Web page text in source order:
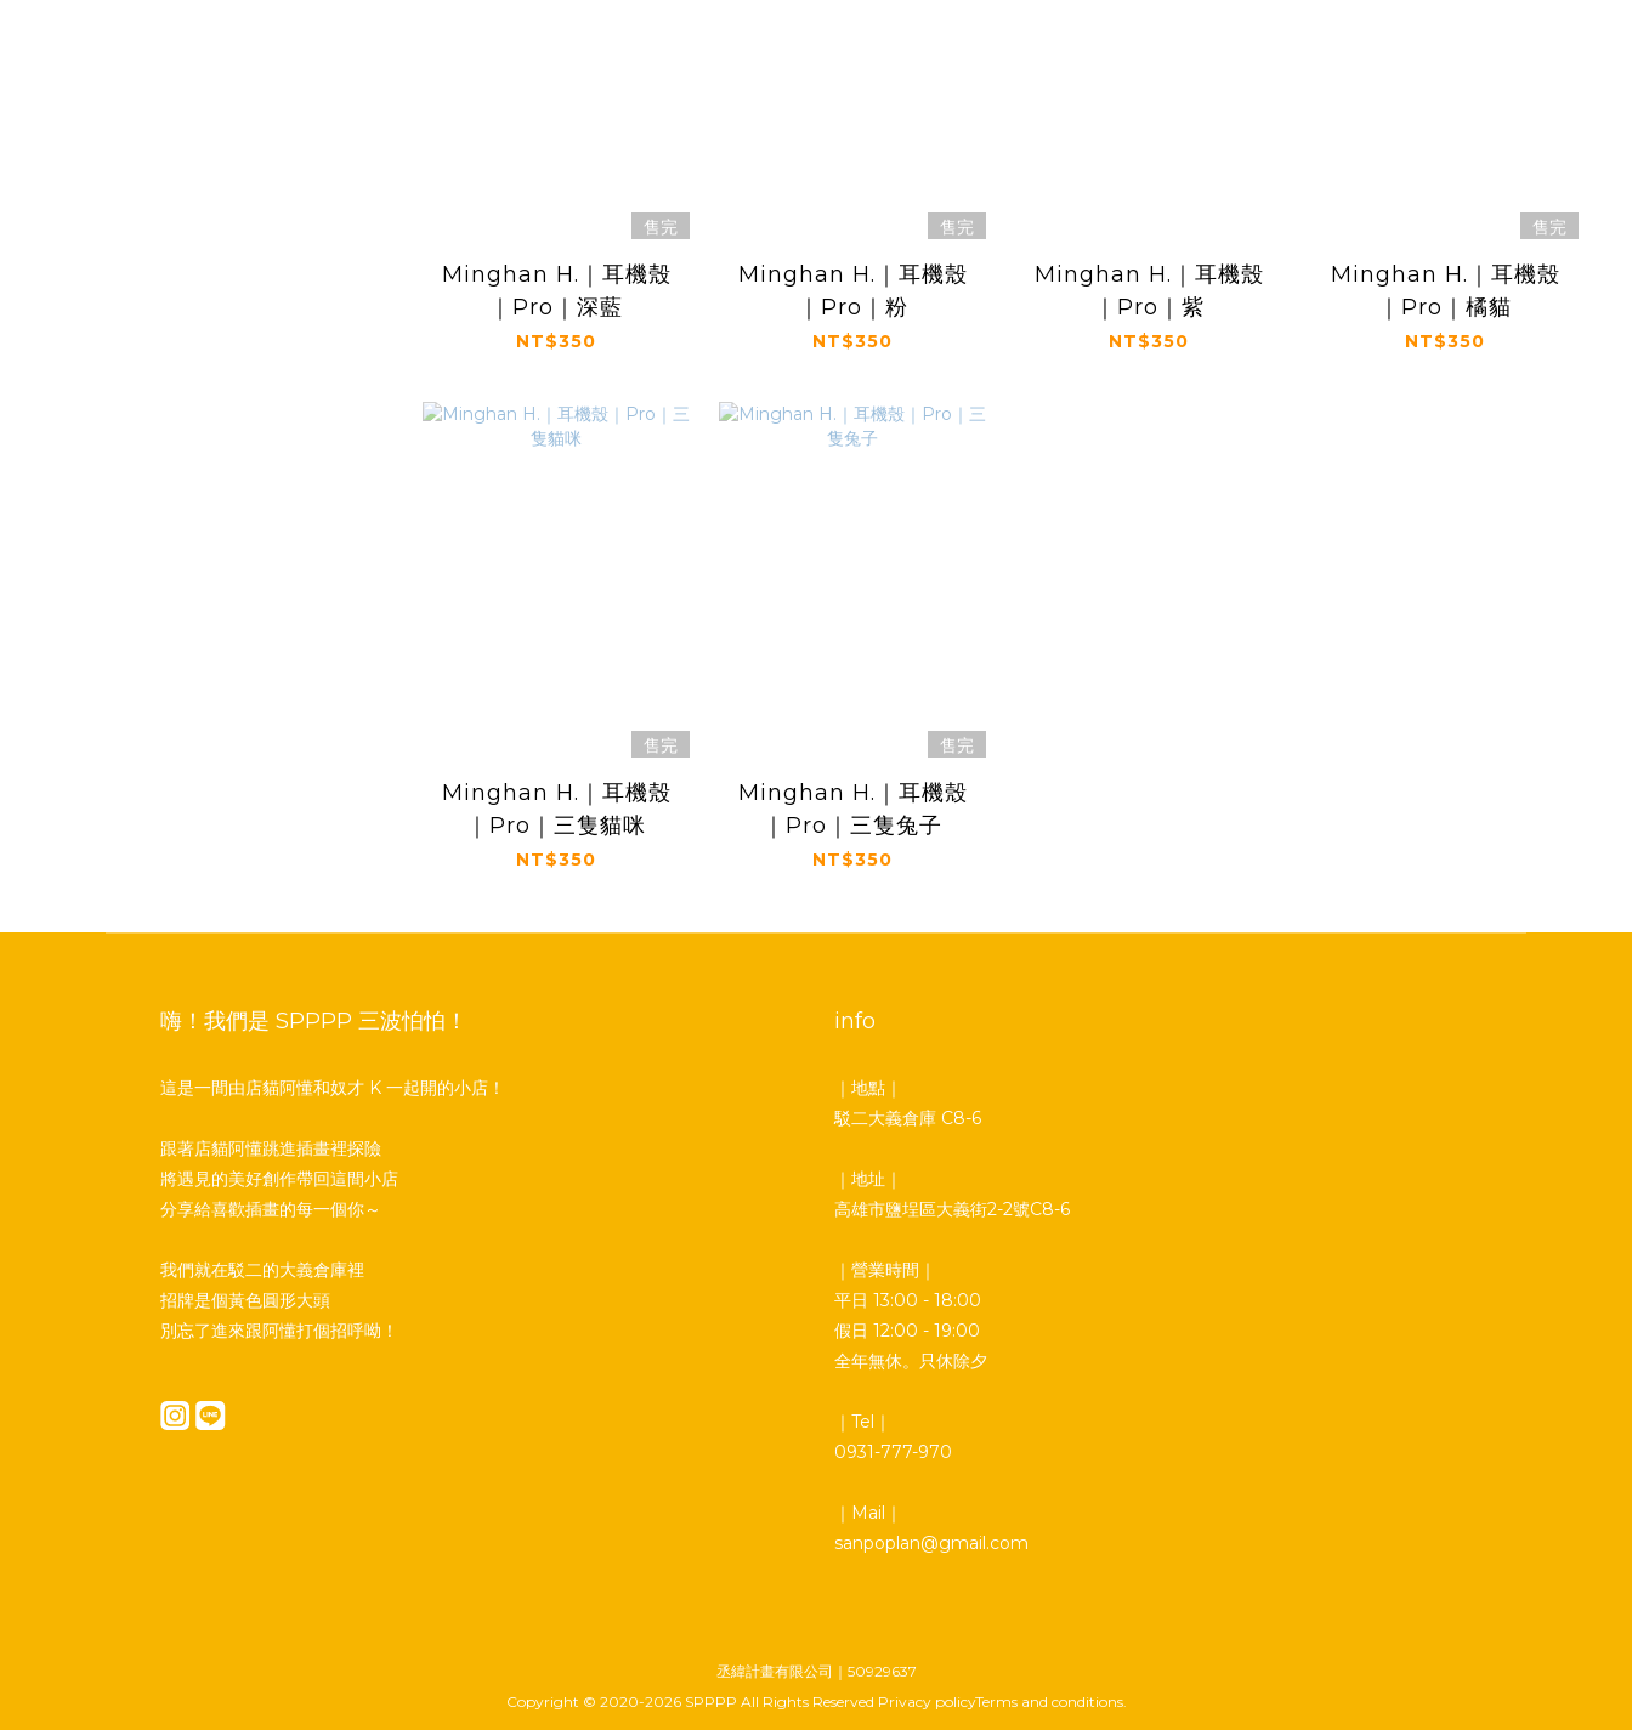
售完
Minghan H.｜耳機殼
｜Pro｜深藍
NT$350
售完
Minghan H.｜耳機殼
｜Pro｜粉
NT$350
Minghan H.｜耳機殼
｜Pro｜紫
NT$350
售完
Minghan H.｜耳機殼
｜Pro｜橘貓
NT$350
售完
Minghan H.｜耳機殼
｜Pro｜三隻貓咪
NT$350
售完
Minghan H.｜耳機殼
｜Pro｜三隻兔子
NT$350
嗨！我們是 SPPPP 三波怕怕！
這是一間由店貓阿懂和奴才 K 一起開的小店！
跟著店貓阿懂跳進插畫裡探險
將遇見的美好創作帶回這間小店
分享給喜歡插畫的每一個你～
我們就在駁二的大義倉庫裡
招牌是個黃色圓形大頭
別忘了進來跟阿懂打個招呼呦！
info
｜地點｜
駁二大義倉庫 C8-6
｜地址｜
高雄市鹽埕區大義街2-2號C8-6
｜營業時間｜
平日 13:00 - 18:00
假日 12:00 - 19:00
全年無休。只休除夕
｜Tel｜
0931-777-970
｜Mail｜
sanpoplan@gmail.com
丞緯計畫有限公司｜50929637
Copyright © 2020-2026 SPPPP All Rights Reserved Privacy policyTerms and conditions.